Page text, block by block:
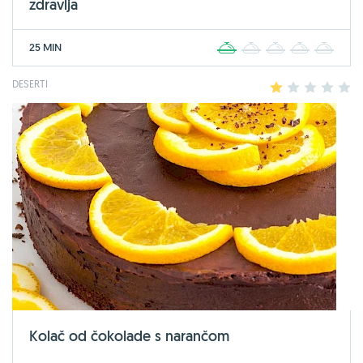
zdravlja
25 MIN 2 3 4
DESERTI 2 3 4
Kolač od čokolade s narančom